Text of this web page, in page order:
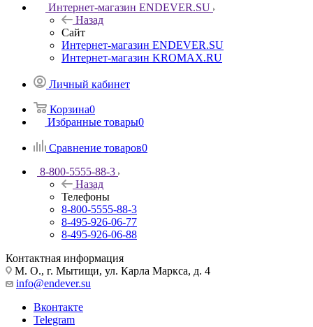
Интернет-магазин ENDEVER.SU
Назад
Сайт
Интернет-магазин ENDEVER.SU
Интернет-магазин KROMAX.RU
Личный кабинет
Корзина0
Избранные товары0
Сравнение товаров0
8-800-5555-88-3
Назад
Телефоны
8-800-5555-88-3
8-495-926-06-77
8-495-926-06-88
Контактная информация
М. О., г. Мытищи, ул. Карла Маркса, д. 4
info@endever.su
Вконтакте
Telegram